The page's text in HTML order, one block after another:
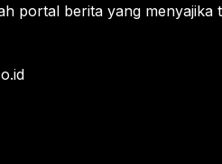
portal berita yang